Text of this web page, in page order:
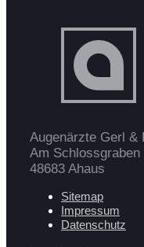
Augenärzte Gerl &
Am Schlossgraben
48683 Ahaus
Sitemap
Impressum
Datenschutz